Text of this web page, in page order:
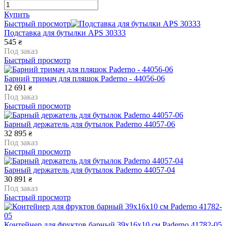
Купить
Быстрый просмотр
Подставка для бутылки APS 30333
545 ₴
Под заказ
Быстрый просмотр
Барний тримач для пляшок Paderno - 44056-06
12 691 ₴
Под заказ
Быстрый просмотр
Барный держатель для бутылок Paderno 44057-06
32 895 ₴
Под заказ
Быстрый просмотр
Барный держатель для бутылок Paderno 44057-04
30 891 ₴
Под заказ
Быстрый просмотр